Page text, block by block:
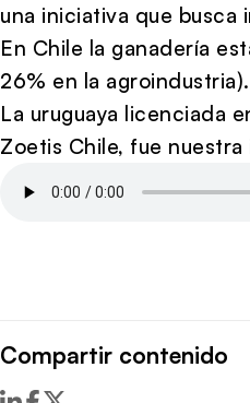
una iniciativa que busca
En Chile la ganadería
26% en la agroindustria).
La uruguaya licenciada
Zoetis Chile, fue
Compartir contenido